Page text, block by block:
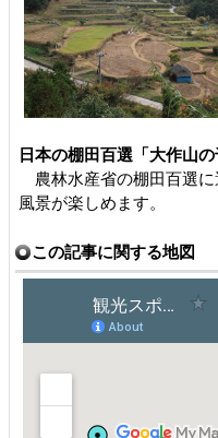
日本の棚田百選「大作山の
農林水産省の棚田百選に
風景が楽しめます。
この記事に関する地図